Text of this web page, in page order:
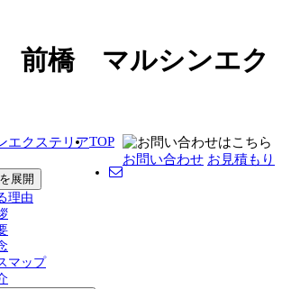
前橋 マルシンエク
お問い合わせ お見積もり
TOP
展開
理由
マップ